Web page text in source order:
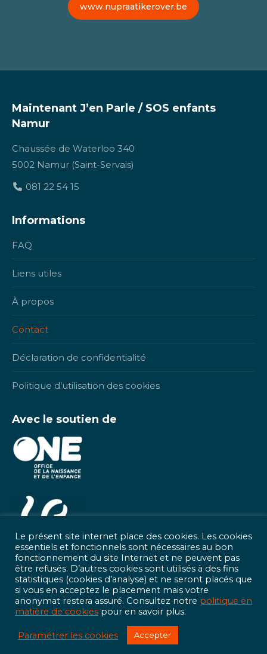
www.nupraatikerover.be
Maintenant J’en Parle / SOS enfants
Namur
Chaussée de Waterloo 340
5002 Namur (Saint-Servais)
081 22 54 15
Informations
FAQ
Liens utiles
À propos
Contact
Déclaration de confidentialité
Politique d’utilisation des cookies
Avec le soutien de
Ouvrir le tchat
Le présent site internet place des cookies. Les cookies
essentiels et fonctionnels sont nécessaires au bon
fonctionnement du site Internet et ne peuvent pas
être refusés. D’autres cookies sont utilisés à des fins
statistiques (cookies d’analyse) et ne seront placés que
si vous en acceptez le placement mais votre
anonymat restera assuré. Consultez notre politique en
matière de cookies pour en savoir plus.
Paramétrer les cookies Accepter